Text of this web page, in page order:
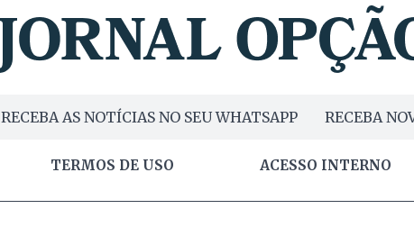
RECEBA AS NOTÍCIAS NO SEU WHATSAPP RECEBA
TERMOS DE USO ACESSO INTERNO